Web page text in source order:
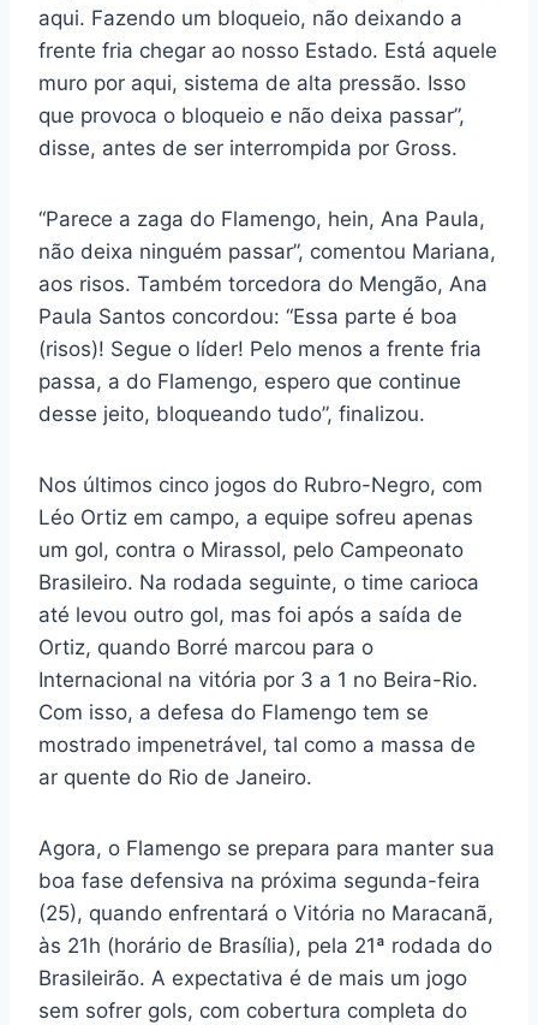
aqui. Fazendo um bloqueio, não deixando a
frente fria chegar ao nosso Estado. Está aquele
muro por aqui, sistema de alta pressão. Isso
que provoca o bloqueio e não deixa passar”,
disse, antes de ser interrompida por Gross.
“Parece a zaga do Flamengo, hein, Ana Paula,
não deixa ninguém passar”, comentou Mariana,
aos risos. Também torcedora do Mengão, Ana
Paula Santos concordou: “Essa parte é boa
(risos)! Segue o líder! Pelo menos a frente fria
passa, a do Flamengo, espero que continue
desse jeito, bloqueando tudo”, finalizou.
Nos últimos cinco jogos do Rubro-Negro, com
Léo Ortiz em campo, a equipe sofreu apenas
um gol, contra o Mirassol, pelo Campeonato
Brasileiro. Na rodada seguinte, o time carioca
até levou outro gol, mas foi após a saída de
Ortiz, quando Borré marcou para o
Internacional na vitória por 3 a 1 no Beira-Rio.
Com isso, a defesa do Flamengo tem se
mostrado impenetrável, tal como a massa de
ar quente do Rio de Janeiro.
Agora, o Flamengo se prepara para manter sua
boa fase defensiva na próxima segunda-feira
(25), quando enfrentará o Vitória no Maracanã,
às 21h (horário de Brasília), pela 21ª rodada do
Brasileirão. A expectativa é de mais um jogo
sem sofrer gols, com cobertura completa do